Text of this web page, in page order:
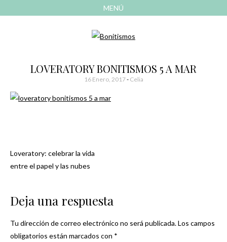
MENÚ
Bonitismos
LOVERATORY BONITISMOS 5 A MAR
16 Enero, 2017- Celia
Navegación
Loveratory: celebrar la vida
entre el papel y las nubes
Deja una respuesta
Tu dirección de correo electrónico no será publicada.Los campos
obligatorios están marcados con *